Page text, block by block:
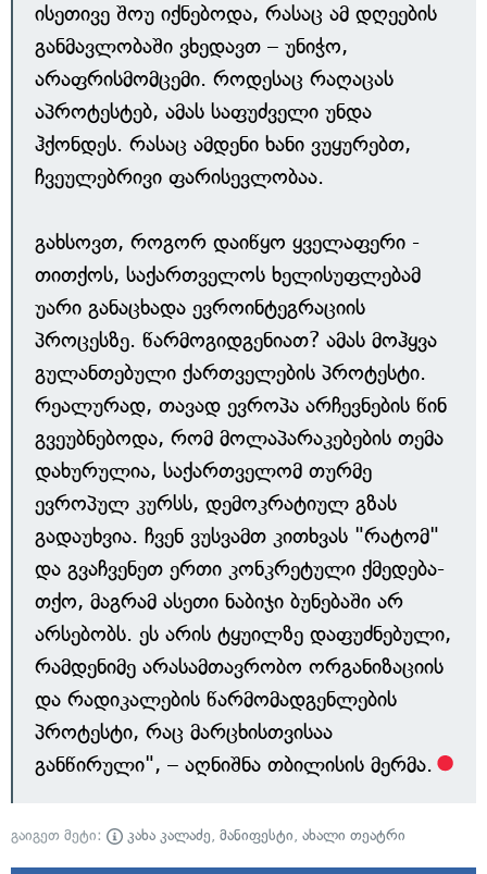
ისეთივე შოუ იქნებოდა, რასაც ამ დღეების
განმავლობაში ვხედავთ – უნიჭო,
არაფრისმომცემი. როდესაც რაღაცას
აპროტესტებ, ამას საფუძველი უნდა
ჰქონდეს. რასაც ამდენი ხანი ვუყურებთ,
ჩვეულებრივი ფარისევლობაა.
გახსოვთ, როგორ დაიწყო ყველაფერი -
თითქოს, საქართველოს ხელისუფლებამ
უარი განაცხადა ევროინტეგრაციის
პროცესზე. წარმოგიდგენიათ? ამას მოჰყვა
გულანთებული ქართველების პროტესტი.
რეალურად, თავად ევროპა არჩევნების წინ
გვეუბნებოდა, რომ მოლაპარაკებების თემა
დახურულია, საქართველომ თურმე
ევროპულ კურსს, დემოკრატიულ გზას
გადაუხვია. ჩვენ ვუსვამთ კითხვას "რატომ"
და გვაჩვენეთ ერთი კონკრეტული ქმედება-
თქო, მაგრამ ასეთი ნაბიჯი ბუნებაში არ
არსებობს. ეს არის ტყუილზე დაფუძნებული,
რამდენიმე არასამთავრობო ორგანიზაციის
და რადიკალების წარმომადგენლების
პროტესტი, რაც მარცხისთვისაა
განწირული", – აღნიშნა თბილისის მერმა.
გაიგეთ მეტი: კახა კალაძე, მანიფესტი, ახალი თეატრი